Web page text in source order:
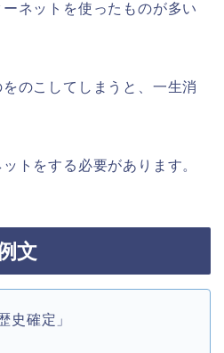
ネットを使ったものが多い
のこしてしまうと、一生消
トをする必要があります。
文
史確定」